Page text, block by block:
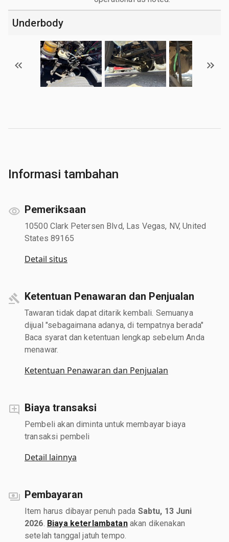
Underbody
Informasi tambahan
Pemeriksaan
10500 Clark Petersen Blvd, Las Vegas, NV, United
States 89165
Detail situs
Ketentuan Penawaran dan Penjualan
Tawaran tidak dapat ditarik kembali. Semuanya
dijual "sebagaimana adanya, di tempatnya berada"
Baca syarat dan ketentuan lengkap sebelum Anda
menawar.
Ketentuan Penawaran dan Penjualan
Biaya transaksi
Pembeli akan diminta untuk membayar biaya
transaksi pembeli
Detail lainnya
Pembayaran
Item harus dibayar penuh pada Sabtu, 13 Juni
2026 Biaya keterlambatanakan dikenakan
setelah tanggal jatuh tempo.